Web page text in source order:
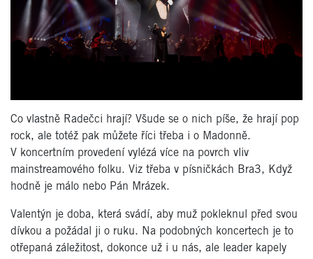
Co vlastně Radečci hrají? Všude se o nich píše, že hrají pop
rock, ale totéž pak můžete říci třeba i o Madonně.
V koncertním provedení vylézá více na povrch vliv
mainstreamového folku. Viz třeba v písničkách Bra3, Když
hodně je málo nebo Pán Mrázek.
Valentýn je doba, která svádí, aby muž pokleknul před svou
dívkou a požádal ji o ruku. Na podobných koncertech je to
otřepaná záležitost, dokonce už i u nás, ale leader kapely